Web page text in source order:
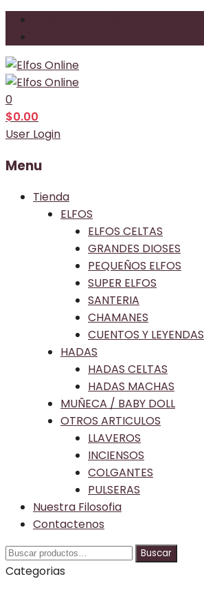
0
$0.00
User Login
Menu
Tienda
ELFOS
ELFOS CELTAS
GRANDES DIOSES
PEQUEÑOS ELFOS
SUPER ELFOS
SANTERIA
CHAMANES
CUENTOS Y LEYENDAS
HADAS
HADAS CELTAS
HADAS MACHAS
MUÑECA / BABY DOLL
OTROS ARTICULOS
LLAVEROS
INCIENSOS
COLGANTES
PULSERAS
Nuestra Filosofia
Contactenos
Buscar
por:
Buscar
Categorias